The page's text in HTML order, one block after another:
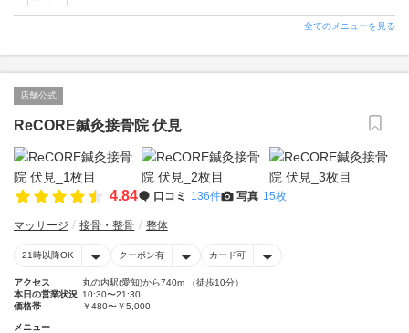
全てのメニューを見る
店舗公式
ReCORE鍼灸接骨院 伏見
4.84 口コミ 136件 写真 15枚
マッサージ 接骨・整骨 整体
21時以降OK クーポン有 カード可
アクセス
丸の内駅(愛知)から740m （徒歩10分）
本日の営業状況 10:30〜21:30
価格帯
￥480〜￥5,000
メニュー